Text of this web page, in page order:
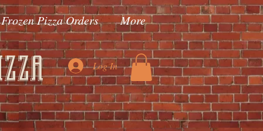
Frozen Pizza Orders More
Log In